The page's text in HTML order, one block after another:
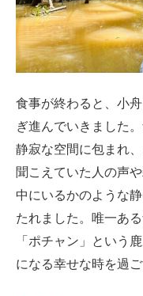
食事が終わると、小
ぎ進んでいきました
静寂な空間に包まれ
聞こえていた人の声
中にいるかのような
たれました。唯一あ
「ポチャン」という
になる幸せな時を過